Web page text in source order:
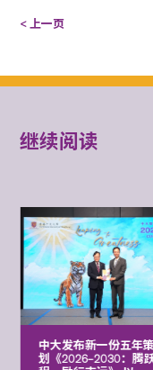
< 上一页
继续阅读
中大发布新一份五年
划《2026‒2030：腾